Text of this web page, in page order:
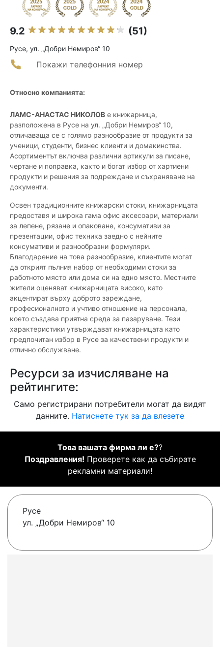
9.2 (51)
Русе, ул. „Добри Немиров“ 10
Покажи телефонния номер
Относно компанията:
ЛАМС-АНАСТАС НИКОЛОВ е книжарница,
разположена в Русе на ул. „Добри Немиров“ 10,
отличаваща се с голямо разнообразие от продукти за
ученици, студенти, бизнес клиенти и домакинства.
Асортиментът включва различни артикули за писане,
чертане и поправка, както и богат избор от хартиени
продукти и решения за подреждане и съхраняване на
документи.
Освен традиционните книжарски стоки, книжарницата
предоставя и широка гама офис аксесоари, материали
за лепене, рязане и опаковане, консумативи за
презентации, офис техника заедно с нейните
консумативи и разнообразни формуляри.
Благодарение на това разнообразие, клиентите могат
да открият пълния набор от необходими стоки за
работното място или дома си на едно място. Местните
жители оценяват книжарницата високо, като
акцентират върху доброто зареждане,
професионалното и учтиво отношение на персонала,
което създава приятна среда за пазаруване. Тези
характеристики утвърждават книжарницата като
предпочитан избор в Русе за качествени продукти и
отлично обслужване.
Ресурси за изчисляване на
рейтингите:
Само регистрирани потребители могат да видят
данните. Натиснете тук за да влезете
Това вашата фирма ли е??
Поздравления! Проверете как да събирате
рекламни материали!
Русе
ул. „Добри Немиров“ 10